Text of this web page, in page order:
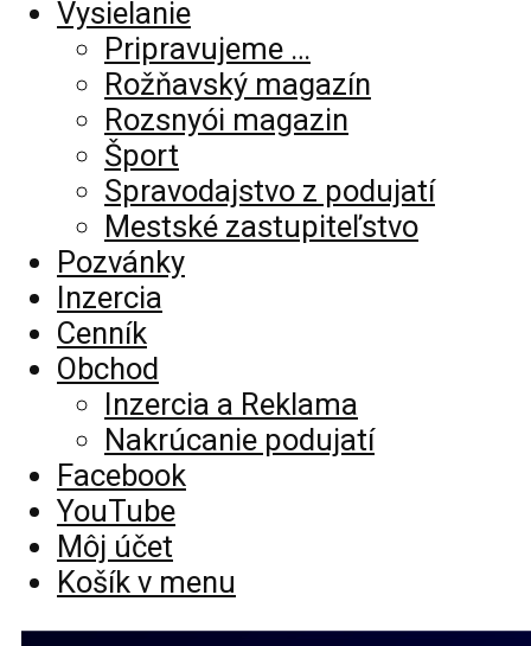
Vysielanie
Pripravujeme …
Rožňavský magazín
Rozsnyói magazin
Šport
Spravodajstvo z podujatí
Mestské zastupiteľstvo
Pozvánky
Inzercia
Cenník
Obchod
Inzercia a Reklama
Nakrúcanie podujatí
Facebook
YouTube
Môj účet
Košík v menu